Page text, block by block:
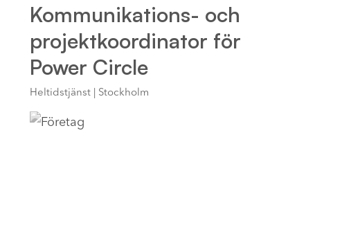
Kommunikations- och
projektkoordinator för
Power Circle
Heltidstjänst | Stockholm